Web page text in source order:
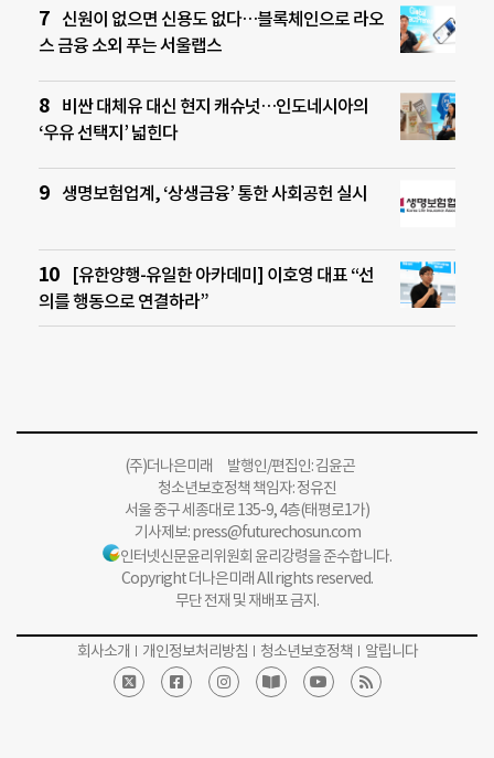
신원이 없으면 신용도 없다…블록체인으로 라오
스 금융 소외 푸는 서울랩스
비싼 대체유 대신 현지 캐슈넛…인도네시아의
‘우유 선택지’ 넓힌다
생명보험업계, ‘상생금융’ 통한 사회공헌 실시
[유한양행-유일한 아카데미] 이호영 대표 “선
의를 행동으로 연결하라”
(주)더나은미래 발행인/편집인: 김윤곤
청소년보호정책 책임자: 정유진
서울 중구 세종대로 135-9, 4층(태평로1가)
기사제보:press@futurechosun.com
인터넷신문윤리위원회 윤리강령을 준수합니다.
Copyright 더나은미래 All rights reserved.
무단 전재 및 재배포 금지.
회사소개 개인정보처리방침 청소년보호정책 알립니다